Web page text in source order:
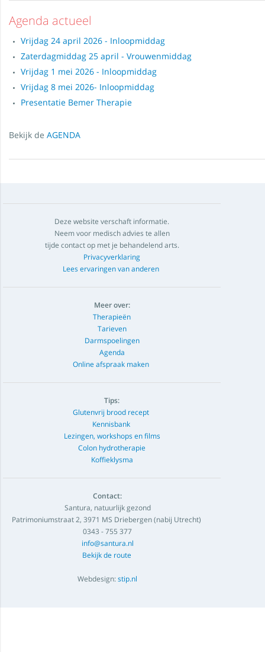
Agenda actueel
Vrijdag 24 april 2026 - Inloopmiddag
Zaterdagmiddag 25 april - Vrouwenmiddag
Vrijdag 1 mei 2026 - Inloopmiddag
Vrijdag 8 mei 2026- Inloopmiddag
Presentatie Bemer Therapie
Bekijk de AGENDA
Deze website verschaft informatie.
Neem voor medisch advies te allen
tijde contact op met je behandelend arts.
Privacyverklaring
Lees ervaringen van anderen
Meer over:
Therapieën
Tarieven
Darmspoelingen
Agenda
Online afspraak maken
Tips:
Glutenvrij brood recept
Kennisbank
Lezingen, workshops en films
Colon hydrotherapie
Koffieklysma
Contact:
Santura, natuurlijk gezond
Patrimoniumstraat 2, 3971 MS Driebergen (nabij Utrecht)
0343 - 755 377
info@santura.nl
Bekijk de route
Webdesign:stip.nl